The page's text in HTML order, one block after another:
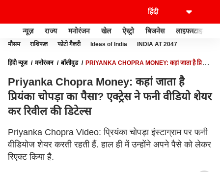
न्यूज़ राज्य मनोरंजन खेल ऐस्ट्रो बिजनेस लाइफस्टाइल
मौसम राशिफल फोटो गैलरी Ideas of India INDIA AT 2047
हिंदी न्यूज़ मनोरंजन बॉलीवुड
PRIYANKA CHOPRA MONEY: कहां जाता है प्रियंका
Priyanka Chopra Money: कहां जाता है
प्रियंका चोपड़ा का पैसा? एक्ट्रेस ने फनी वीडियो शेयर
कर रिवील की डिटेल्स
Priyanka Chopra Video: प्रियंका चोपड़ा इंस्टाग्राम पर फनी
वीडियोज शेयर करती रहती हैं. हाल ही में उन्होंने अपने पैसे को लेकर
रिएक्ट किया है.